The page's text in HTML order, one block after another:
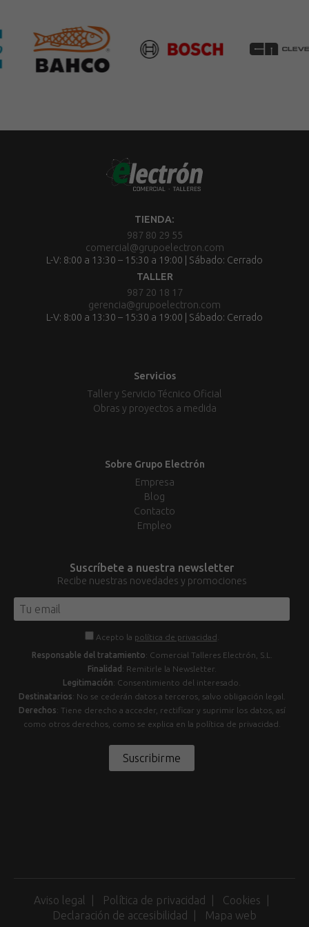
TIENDA:
987 80 29 55
comercial@grupoelectron.com
L-V: 8:00 a 13:30 – 15:30 a 19:00 | Sábado: Cerrado
TALLER
987 20 18 17
gerencia@grupoelectron.com
L-V: 8:00 a 13:30 – 15:30 a 19:00 | Sábado: Cerrado
Servicios
Taller y Servicio Técnico Oficial
Obras y proyectos a medida
Sobre Grupo Electrón
Empresa
Blog
Contacto
Empleo
Suscríbete a nuestra newsletter
Recibe nuestras novedades y promociones
Acepto la política de privacidad
Responsable del tratamiento: Comercial Talleres Electrón, S.L.
Finalidad : Remitirle la Newsletter.
Legitimación: Consentimiento del interesado.
Destinatarios: No se cederán datos a terceros, salvo obligación legal.
Derechos: Tiene derecho a acceder, rectificar y suprimir los datos, así
como otros derechos, como se explica en la política de privacidad.
Suscribirme
Aviso legal Política de privacidad
Cookies
Declaración de accesibilidad
Mapa web